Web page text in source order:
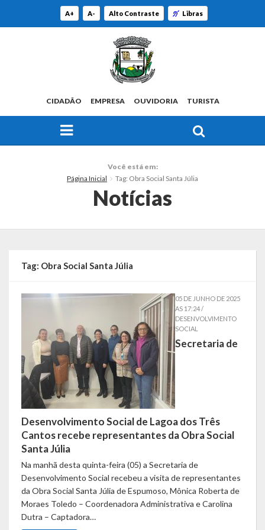
A+ A- Alto Contraste Libras
CIDADÃO EMPRESA OUVIDORIA TURISTA
Estatísticas
Administração
Ex-Administradores
Secretarias
Administração, Fazenda e Planejamento
Desenvolvimento Econômico
Desenvolvimento Social
Educação, Cultura, Turismo, Desporto e Lazer
Obras, Serviços Urbanos e Trânsito
Você está em:
Página Inicial
Tag: Obra Social Santa Júlia
Notícias
Tag: Obra Social Santa Júlia
05 DE JUNHO DE 2025
AS 17:24 /
DESENVOLVIMENTO
SOCIAL
Secretaria de
Desenvolvimento Social de Lagoa dos Três
Cantos recebe representantes da Obra Social
Santa Júlia
Na manhã desta quinta-feira (05) a Secretaria de
Desenvolvimento Social recebeu a visita de representantes
da Obra Social Santa Júlia de Espumoso, Mônica Roberta de
Moraes Toledo – Coordenadora Administrativa e Carolina
Dutra – Captadora…